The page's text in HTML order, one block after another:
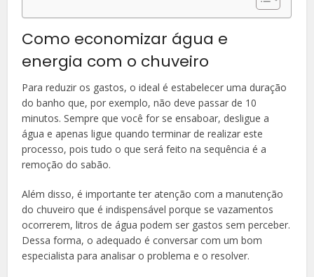
Como economizar água e
energia com o chuveiro
Para reduzir os gastos, o ideal é estabelecer uma duração
do banho que, por exemplo, não deve passar de 10
minutos. Sempre que você for se ensaboar, desligue a
água e apenas ligue quando terminar de realizar este
processo, pois tudo o que será feito na sequência é a
remoção do sabão.
Além disso, é importante ter atenção com a manutenção
do chuveiro que é indispensável porque se vazamentos
ocorrerem, litros de água podem ser gastos sem perceber.
Dessa forma, o adequado é conversar com um bom
especialista para analisar o problema e o resolver.